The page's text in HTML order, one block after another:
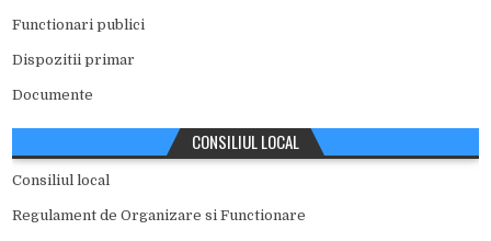
Functionari publici
Dispozitii primar
Documente
CONSILIUL LOCAL
Consiliul local
Regulament de Organizare si Functionare